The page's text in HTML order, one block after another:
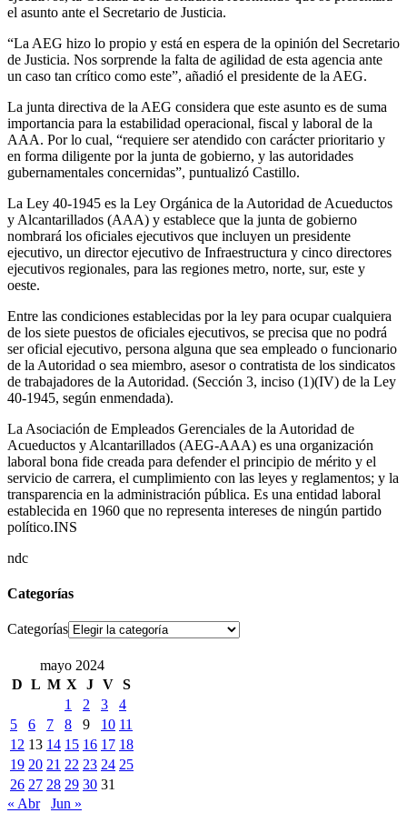
el asunto ante el Secretario de Justicia.
“La AEG hizo lo propio y está en espera de la opinión del Secretario
de Justicia. Nos sorprende la falta de agilidad de esta agencia ante
un caso tan crítico como este”, añadió el presidente de la AEG.
La junta directiva de la AEG considera que este asunto es de suma
importancia para la estabilidad operacional, fiscal y laboral de la
AAA. Por lo cual, “requiere ser atendido con carácter prioritario y
en forma diligente por la junta de gobierno, y las autoridades
gubernamentales concernidas”, puntualizó Castillo.
La Ley 40-1945 es la Ley Orgánica de la Autoridad de Acueductos
y Alcantarillados (AAA) y establece que la junta de gobierno
nombrará los oficiales ejecutivos que incluyen un presidente
ejecutivo, un director ejecutivo de Infraestructura y cinco directores
ejecutivos regionales, para las regiones metro, norte, sur, este y
oeste.
Entre las condiciones establecidas por la ley para ocupar cualquiera
de los siete puestos de oficiales ejecutivos, se precisa que no podrá
ser oficial ejecutivo, persona alguna que sea empleado o funcionario
de la Autoridad o sea miembro, asesor o contratista de los sindicatos
de trabajadores de la Autoridad. (Sección 3, inciso (1)(IV) de la Ley
40-1945, según enmendada).
La Asociación de Empleados Gerenciales de la Autoridad de
Acueductos y Alcantarillados (AEG-AAA) es una organización
laboral bona fide creada para defender el principio de mérito y el
servicio de carrera, el cumplimiento con las leyes y reglamentos; y la
transparencia en la administración pública. Es una entidad laboral
establecida en 1960 que no representa intereses de ningún partido
político.INS
ndc
Categorías
Categorías
mayo 2024
D L M X J V S
1
2 3
4
5
6 7 8 9 10 11
12 13 14 15 16 17 18
19 20 21 22 23 24 25
26 27 28 29 30 31
« Abr
Jun »